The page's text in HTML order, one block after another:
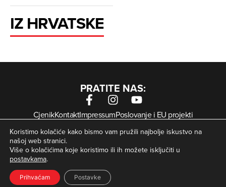
IZ HRVATSKE
PRATITE NAS:
CjenikKontaktImpressumPoslovanje i EU projekti
Arhiva digitalnih novina
Uvjeti korištenjaZaštita privatnosti
Kolačići
© Zagorje International – Sva prava pridržana | Developed
bykrMedia
Koristimo kolačiće kako bismo vam pružili najbolje iskustvo na
našoj web stranici.
Više o kolačićima koje koristimo ili ih možete isključiti u
postavkama.
Prihvaćam Postavke